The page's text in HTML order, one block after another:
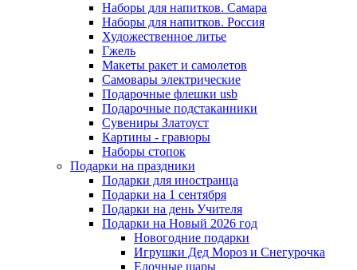
Наборы для напитков. Самара
Наборы для напитков. Россия
Художественное литье
Гжель
Макеты ракет и самолетов
Самовары электрические
Подарочные флешки usb
Подарочные подстаканники
Сувениры Златоуст
Картины - гравюры
Наборы стопок
Подарки на праздники
Подарки для иностранца
Подарки на 1 сентября
Подарки на день Учителя
Подарки на Новый 2026 год
Новогодние подарки
Игрушки Дед Мороз и Снегурочка
Елочные шары